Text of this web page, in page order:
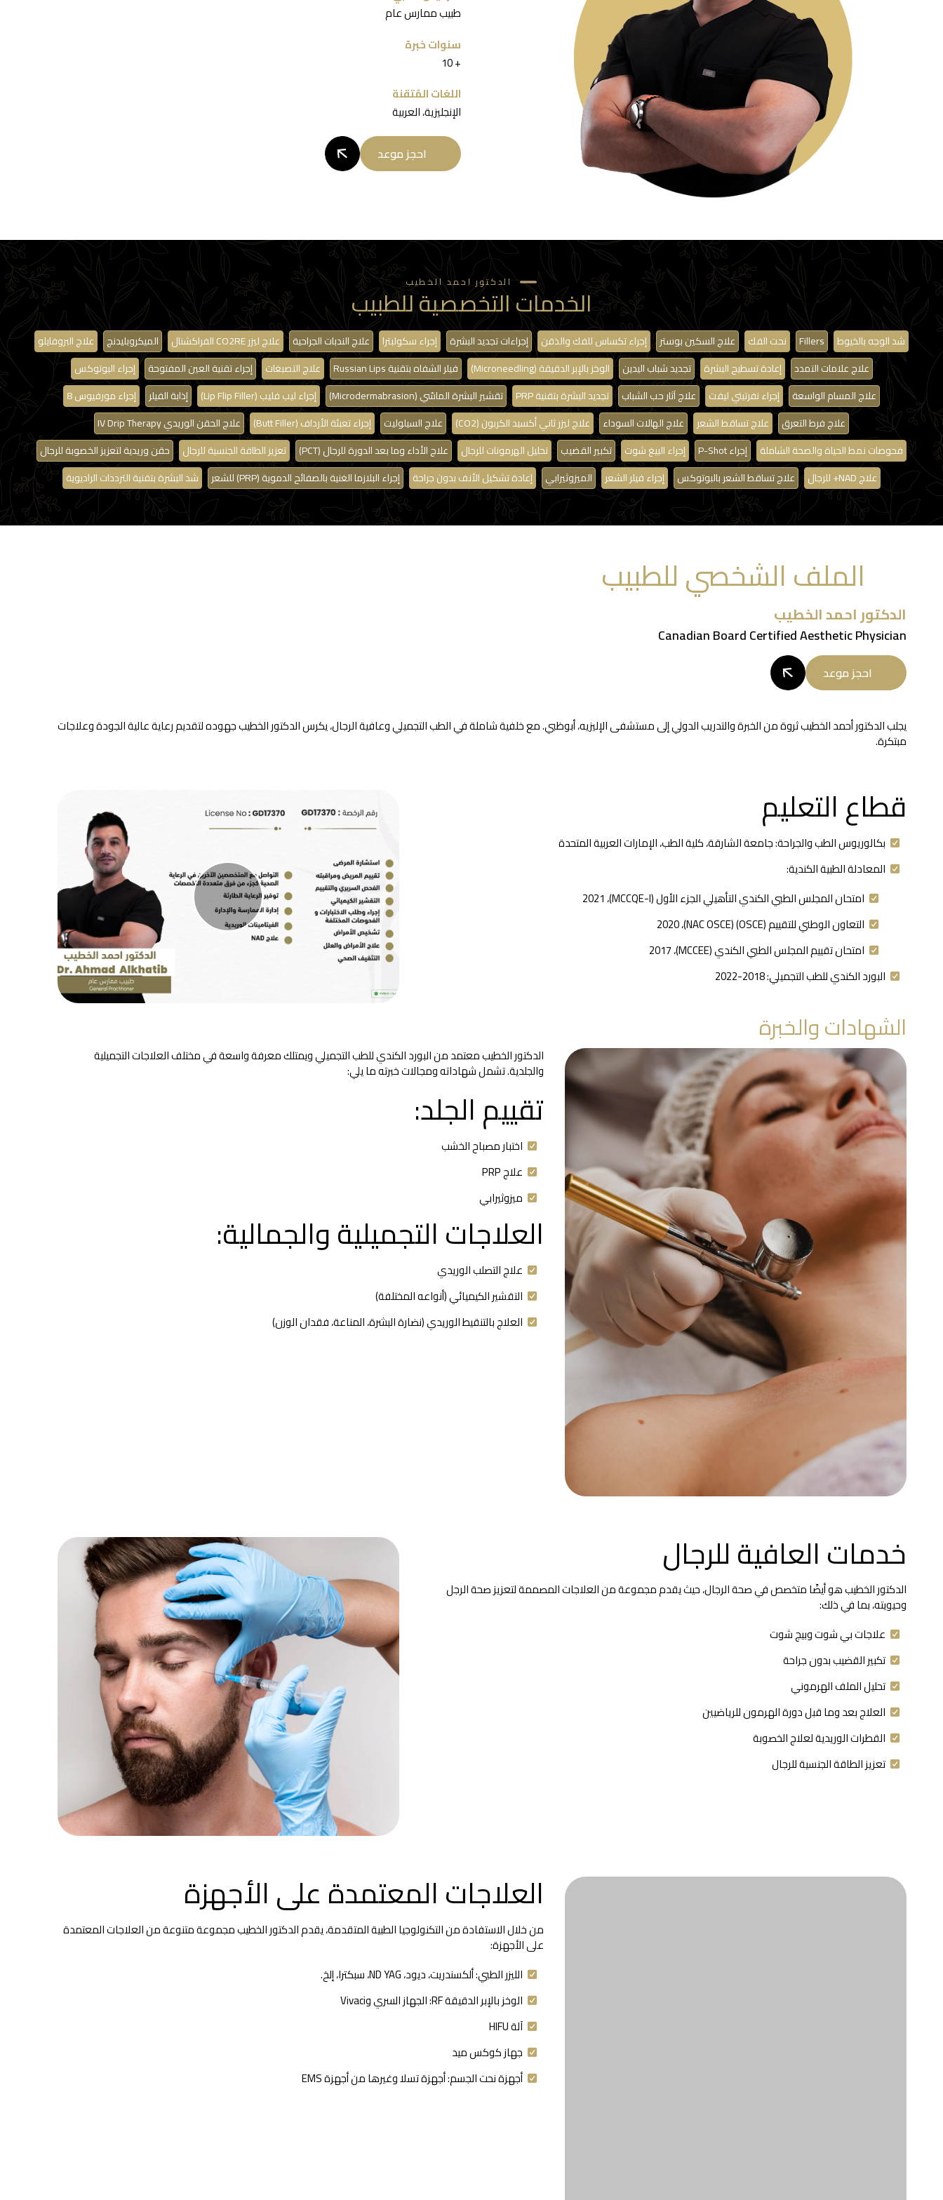
طبيب ممارس عام
سنوات خبرة
‎10 +‎
اللغات المُتقنة
الإنجليزية، العربية
احجز موعد
الدكتور احمد الخطيب
الخدمات التخصصية للطبيب
شد الوجه بالخيوط Fillers نحت الفك علاج السكين بوستر إجراء تكساس للفك والذقن إجراءات تجديد البشرة إجراء سكولبترا علاج الندبات الجراحية علاج ليزر CO2RE الفراكشنال الميكروبليدنج
علاج البروفايلو
علاج علامات التمدد
إعادة تسطيح البشرة تجديد شباب اليدين الوخز بالإبر الدقيقة (Microneedling) فيلر الشفاه بتقنية Russian Lips علاج التصبغات إجراء تقنية العين المفتوحة
إجراء البوتوكس
علاج المسام الواسعة
إجراء نفرتيتي ليفت علاج آثار حب الشباب تجديد البشرة بتقنية PRP تقشير البشرة الماسّي (Microdermabrasion) إجراء ليب فليب (Lip Flip Filler) إذابة الفيلر
إجراء مورفيوس 8
علاج فرط التعرق
علاج تساقط الشعر علاج الهالات السوداء علاج ليزر ثاني أكسيد الكربون (CO2) علاج السيلوليت إجراء تعبئة الأرداف (Butt Filler)
علاج الحقن الوريدي IV Drip Therapy
فحوصات نمط الحياة والصحة الشاملة
إجراء P-Shot إجراء البيغ شوت تكبير القضيب تحليل الهرمونات للرجال علاج الأداء وما بعد الدورة للرجال (PCT) تعزيز الطاقة الجنسية للرجال
حقن وريدية لتعزيز الخصوبة للرجال
علاج NAD+ للرجال
علاج تساقط الشعر بالبوتوكس إجراء فيلر الشعر الميزوثيرابي إعادة تشكيل الأنف بدون جراحة إجراء البلازما الغنية بالصفائح الدموية (PRP) للشعر شد البشرة بتقنية الترددات الراديوية
الملف الشخصي للطبيب
الدكتور احمد الخطيب
Canadian Board Certified Aesthetic Physician
احجز موعد
يجلب الدكتور أحمد الخطيب ثروة من الخبرة والتدريب الدولي إلى مستشفى الإليزيه، أبوظبي. مع خلفية شاملة في الطب التجميلي وعافية الرجال، يكرس الدكتور الخطيب جهوده لتقديم رعاية عالية الجودة وعلاجات
مبتكرة.
قطاع التعليم
بكالوريوس الطب والجراحة: جامعة الشارقة، كلية الطب، الإمارات العربية المتحدة
المعادلة الطبية الكندية:
امتحان المجلس الطبي الكندي التأهيلي الجزء الأول (MCCQE-I)، 2021
التعاون الوطني للتقييم (OSCE) (NAC OSCE)، 2020
امتحان تقييم المجلس الطبي الكندي (MCCEE)، 2017
البورد الكندي للطب التجميلي: 2018-2022
الشهادات والخبرة
الدكتور الخطيب معتمد من البورد الكندي للطب التجميلي ويمتلك معرفة واسعة في مختلف العلاجات التجميلية
والجلدية. تشمل شهاداته ومجالات خبرته ما يلي:
تقييم الجلد:
اختبار مصباح الخشب
علاج PRP
ميزوثيرابي
العلاجات التجميلية والجمالية:
علاج التصلب الوريدي
التقشير الكيميائي (أنواعه المختلفة)
العلاج بالتنقيط الوريدي (نضارة البشرة، المناعة، فقدان الوزن)
خدمات العافية للرجال
الدكتور الخطيب هو أيضًا متخصص في صحة الرجال، حيث يقدم مجموعة من العلاجات المصممة لتعزيز صحة الرجل
وحيويته، بما في ذلك:
علاجات بي شوت وبيج شوت
تكبير القضيب بدون جراحة
تحليل الملف الهرموني
العلاج بعد وما قبل دورة الهرمون للرياضيين
القطرات الوريدية لعلاج الخصوبة
تعزيز الطاقة الجنسية للرجال
العلاجات المعتمدة على الأجهزة
من خلال الاستفادة من التكنولوجيا الطبية المتقدمة، يقدم الدكتور الخطيب مجموعة متنوعة من العلاجات المعتمدة
على الأجهزة:
الليزر الطبي: ألكسندريت، ديود، ND YAG، سبكترا، إلخ.
الوخز بالإبر الدقيقة RF: الجهاز السري وVivaci
آلة HIFU
جهاز كوكس ميد
أجهزة نحت الجسم: أجهزة تسلا وغيرها من أجهزة EMS